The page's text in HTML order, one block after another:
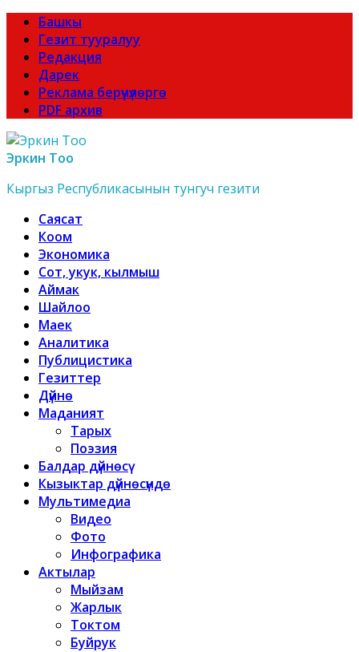
Башкы
Гезит тууралуу
Редакция
Дарек
Реклама берүүчүлөргө
PDF архив
Эркин Тоо
Кыргыз Республикасынын тунгуч гезити
Саясат
Коом
Экономика
Сот, укук, кылмыш
Аймак
Шайлоо
Маек
Аналитика
Публицистика
Гезиттер
Дүйнө
Маданият
Тарых
Поэзия
Балдар дүйнөсү
Кызыктар дүйнөсүндө
Мультимедиа
Видео
Фото
Инфографика
Актылар
Мыйзам
Жарлык
Токтом
Буйрук